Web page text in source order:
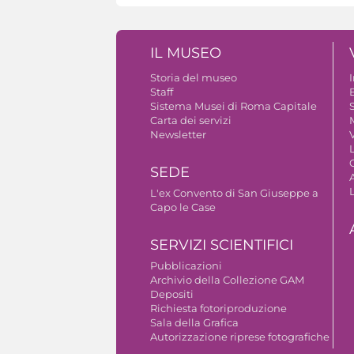
IL MUSEO
Storia del museo
Staff
Sistema Musei di Roma Capitale
Carta dei servizi
Newsletter
SEDE
L'ex Convento di San Giuseppe a
Capo le Case
SERVIZI SCIENTIFICI
Pubblicazioni
Archivio della Collezione GAM
Depositi
Richiesta fotoriproduzione
Sala della Grafica
Autorizzazione riprese fotografiche